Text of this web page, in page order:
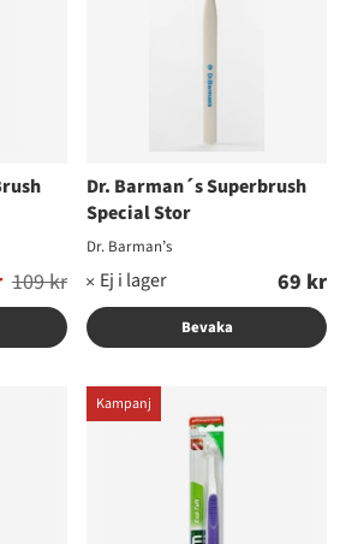
109 kr
Dr. Barman´s Superbrush
Special Stor
Dr. Barman’s
69 kr
Bevaka
Kampanj